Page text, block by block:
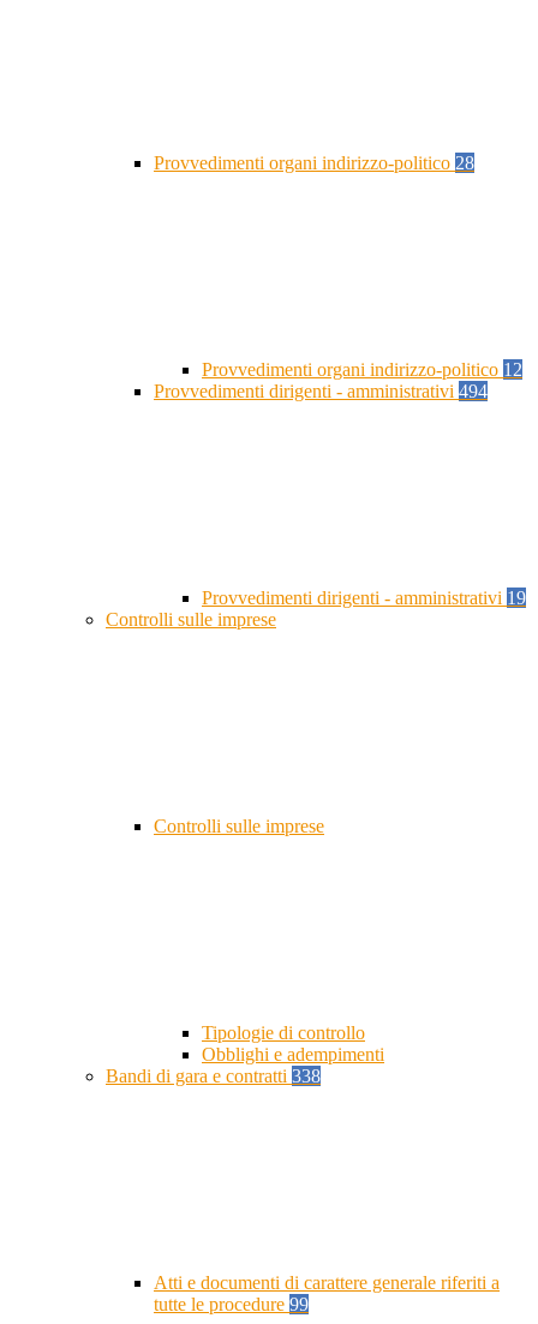
Provvedimenti organi indirizzo-politico 28
Provvedimenti organi indirizzo-politico 12
Provvedimenti dirigenti - amministrativi 494
Provvedimenti dirigenti - amministrativi 19
Controlli sulle imprese
Controlli sulle imprese
Tipologie di controllo
Obblighi e adempimenti
Bandi di gara e contratti 338
Atti e documenti di carattere generale riferiti a
tutte le procedure 99